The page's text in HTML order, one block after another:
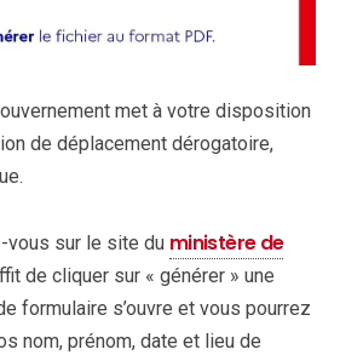
met à votre disposition
de déplacement dérogatoire,
vous sur le site du ministère de
de cliquer sur « générer » une
formulaire s’ouvre et vous pourrez
nom, prénom, date et lieu de